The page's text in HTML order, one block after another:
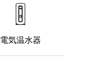
電気温水器